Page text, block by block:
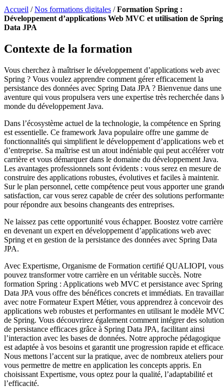
Accueil /Nos formations digitales /Formation Spring :
Développement d’applications Web MVC et utilisation de Spring
Data JPA
Contexte de la formation
Vous cherchez à maîtriser le développement d’applications web avec
Spring ? Vous voulez apprendre comment gérer efficacement la
persistance des données avec Spring Data JPA ? Bienvenue dans une
aventure qui vous propulsera vers une expertise très recherchée dans
monde du développement Java.
Dans l’écosystème actuel de la technologie, la compétence en Spring
est essentielle. Ce framework Java populaire offre une gamme de
fonctionnalités qui simplifient le développement d’applications web et
d’entreprise. Sa maîtrise est un atout indéniable qui peut accélérer
carrière et vous démarquer dans le domaine du développement Java.
Les avantages professionnels sont évidents : vous serez en mesure de
construire des applications robustes, évolutives et faciles à maintenir.
Sur le plan personnel, cette compétence peut vous apporter une
satisfaction, car vous serez capable de créer des solutions
pour répondre aux besoins changeants des entreprises.
Ne laissez pas cette opportunité vous échapper. Boostez votre carrière
en devenant un expert en développement d’applications web avec
Spring et en gestion de la persistance des données avec Spring Data
JPA.
Avec Expertisme, Organisme de Formation certifié QUALIOPI, vous
pouvez transformer votre carrière en un véritable succès. Notre
formation Spring : Applications web MVC et persistance avec Spring
Data JPA vous offre des bénéfices concrets et immédiats. En
avec notre Formateur Expert Métier, vous apprendrez à concevoir des
applications web robustes et performantes en utilisant le modèle MVC
de Spring. Vous découvrirez également comment intégrer des
de persistance efficaces grâce à Spring Data JPA, facilitant ainsi
l’interaction avec les bases de données. Notre approche pédagogique
est adaptée à vos besoins et garantit une progression rapide et
Nous mettons l’accent sur la pratique, avec de nombreux ateliers pour
vous permettre de mettre en application les concepts appris. En
choisissant Expertisme, vous optez pour la qualité, l’adaptabilité et
l’efficacité.